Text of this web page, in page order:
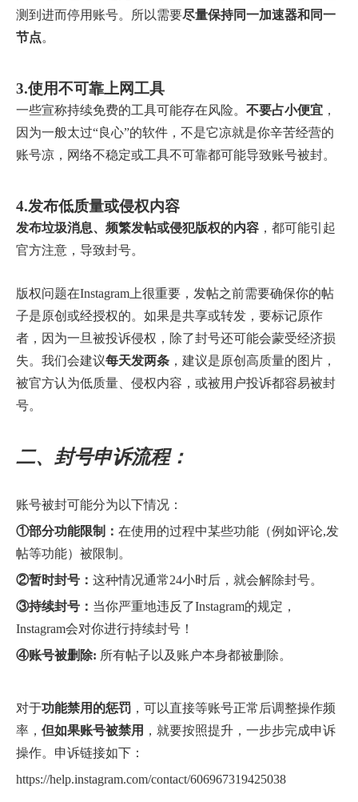
测到进而停用账号。所以需要尽量保持同一加速器和同一
节点。
3.使用不可靠上网工具
一些宣称持续免费的工具可能存在风险。 不要占小便宜 ，
因为一般太过“良心”的软件，不是它凉就是你辛苦经营的
账号凉，网络不稳定或工具不可靠都可能导致账号被封。
4.发布低质量或侵权内容
发布垃圾消息、频繁发帖或侵犯版权的内容 ，都可能引起
官方注意，导致封号。
版权问题在Instagram上很重要，发帖之前需要确保你的帖
子是原创或经授权的。如果是共享或转发，要标记原作
者，因为一旦被投诉侵权，除了封号还可能会蒙受经济损
失。我们会建议每天发两条 ，建议是原创高质量的图片，
被官方认为低质量、侵权内容，或被用户投诉都容易被封
号。
二、封号申诉流程：
账号被封可能分为以下情况：
①部分功能限制： 在使用的过程中某些功能（例如评论,发
帖等功能）被限制。
②暂时封号： 这种情况通常24小时后，就会解除封号。
③持续封号： 当你严重地违反了Instagram的规定，
Instagram会对你进行持续封号！
④账号被删除: 所有帖子以及账户本身都被删除。
对于功能禁用的惩罚 ，可以直接等账号正常后调整操作频
率， 但如果账号被禁用 ，就要按照提升，一步步完成申诉
操作。申诉链接如下：
https://help.instagram.com/contact/606967319425038